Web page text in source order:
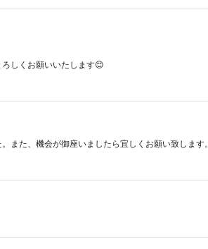
しくお願いいたします😊
また、機会が御座いましたら宜しくお願い致します。